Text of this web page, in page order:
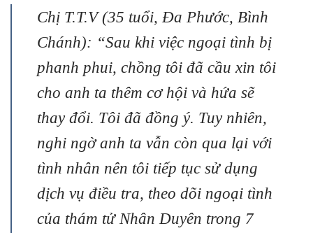
Chị T.T.V (35 tuổi, Đa Phước, Bình
Chánh): “Sau khi việc ngoại tình bị
phanh phui, chồng tôi đã cầu xin tôi
cho anh ta thêm cơ hội và hứa sẽ
thay đổi. Tôi đã đồng ý. Tuy nhiên,
nghi ngờ anh ta vẫn còn qua lại với
tình nhân nên tôi tiếp tục sử dụng
dịch vụ điều tra, theo dõi ngoại tình
của thám tử Nhân Duyên trong 7